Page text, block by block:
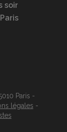
soir
Paris -
légales -